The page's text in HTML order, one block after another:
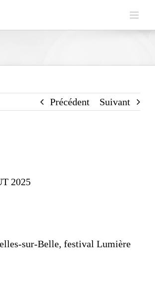
Précédent Suivant
2025
sur-Belle, festival Lumière